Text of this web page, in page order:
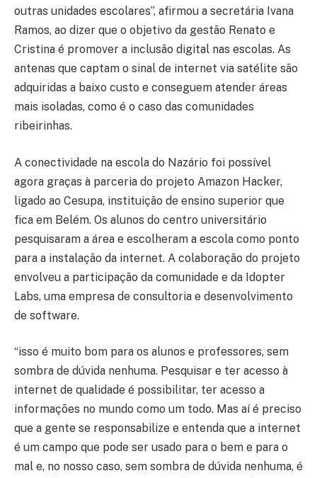
outras unidades escolares”, afirmou a secretária Ivana
Ramos, ao dizer que o objetivo da gestão Renato e
Cristina é promover a inclusão digital nas escolas. As
antenas que captam o sinal de internet via satélite são
adquiridas a baixo custo e conseguem atender áreas
mais isoladas, como é o caso das comunidades
ribeirinhas.
A conectividade na escola do Nazário foi possível
agora graças à parceria do projeto Amazon Hacker,
ligado ao Cesupa, instituição de ensino superior que
fica em Belém. Os alunos do centro universitário
pesquisaram a área e escolheram a escola como ponto
para a instalação da internet. A colaboração do projeto
envolveu a participação da comunidade e da Idopter
Labs, uma empresa de consultoria e desenvolvimento
de software.
“isso é muito bom para os alunos e professores, sem
sombra de dúvida nenhuma. Pesquisar e ter acesso à
internet de qualidade é possibilitar, ter acesso a
informações no mundo como um todo. Mas aí é preciso
que a gente se responsabilize e entenda que a internet
é um campo que pode ser usado para o bem e para o
mal e, no nosso caso, sem sombra de dúvida nenhuma, é